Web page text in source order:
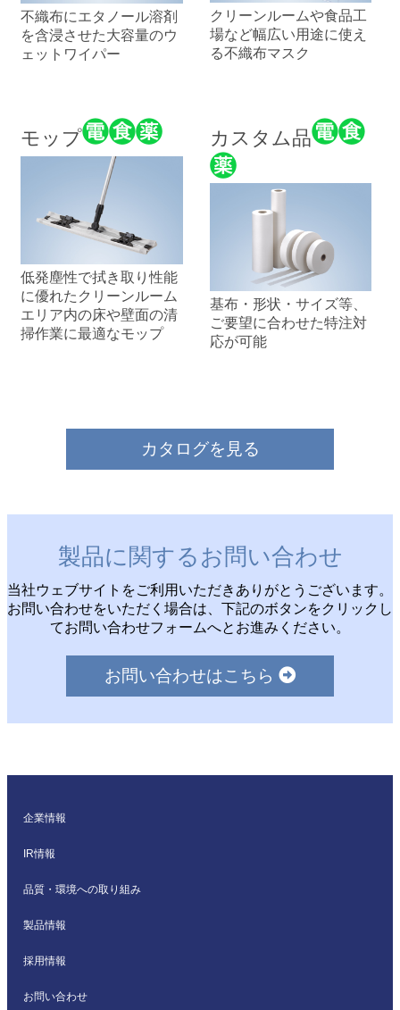
不織布にエタノール溶剤
を含浸させた大容量のウ
ェットワイパー
クリーンルームや食品工
場など幅広い用途に使え
る不織布マスク
モップ
低発塵性で拭き取り性能
に優れたクリーンルーム
エリア内の床や壁面の清
掃作業に最適なモップ
カスタム品
基布・形状・サイズ等、
ご要望に合わせた特注対
応が可能
カタログを見る
製品に関するお問い合わせ
当社ウェブサイトをご利用いただきありがとうございます。
お問い合わせをいただく場合は、下記のボタンをクリックし
てお問い合わせフォームへとお進みください。
お問い合わせはこちら
企業情報
IR情報
品質・環境への取り組み
製品情報
採用情報
お問い合わせ